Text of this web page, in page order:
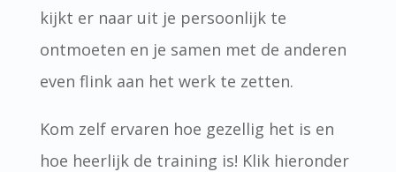
kijkt er naar uit je persoonlijk te
ontmoeten en je samen met de anderen
even flink aan het werk te zetten.
Kom zelf ervaren hoe gezellig het is en
hoe heerlijk de training is! Klik hieronder